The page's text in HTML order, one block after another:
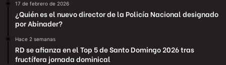
17 de febrero de 2026
¿Quién es el nuevo director de la Policía Nacional designado
por Abinader?
Hace 2 semanas
RD se afianza en el Top 5 de Santo Domingo 2026 tras
fructífera jornada dominical